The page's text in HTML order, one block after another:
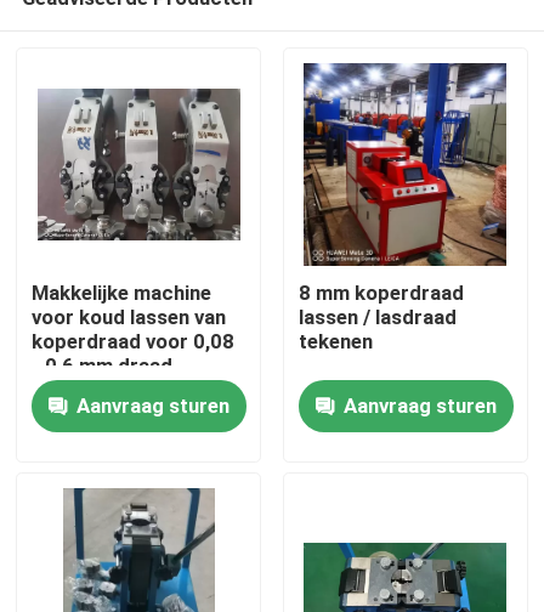
Thuis
Producten
Video's
Makkelijke machine
voor koud lassen van
koperdraad voor 0,08
- 0,6 mm draad
Aanvraag sturen
8 mm koperdraad
lassen / lasdraad
tekenen
Aanvraag sturen